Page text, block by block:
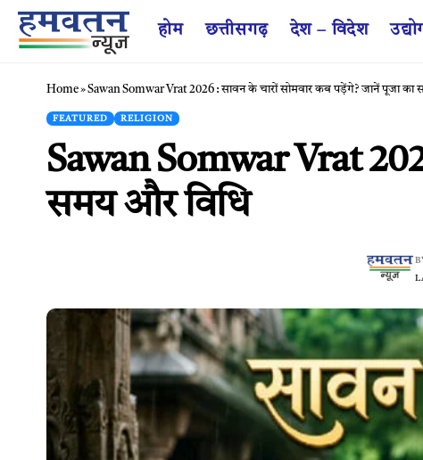
होम छत्तीसगढ़ देश – विदेश
Home»Sawan Somwar Vrat 2026 : सावन के चारों सोमवार कब पड़ेंगे? जानें पूजा का
FEATURED RELIGION
Sawan Somwar Vrat
समय और विधि